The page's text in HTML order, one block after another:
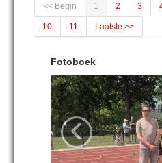
<< Begin 1 2 3
10 11 Laatste >>
Fotoboek
‹